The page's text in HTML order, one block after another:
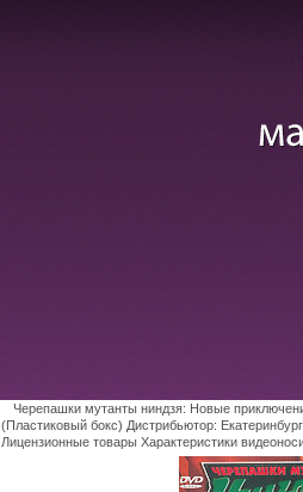
Черепашки мутанты ниндзя: Новые
(Пластиковый бокс) Дистрибьютор:
Лицензионные товары Характеристики